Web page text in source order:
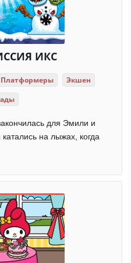
ИКС
Платформеры
Экшен
для Эмили и
на лыжах, когда